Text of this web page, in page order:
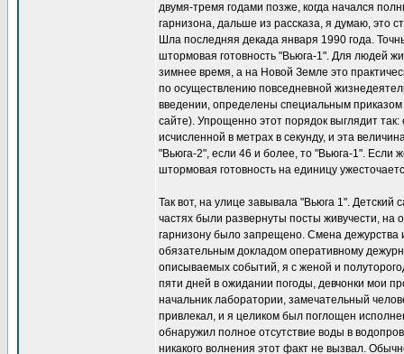
двумя-тремя годами позже, когда начался
гарнизона, дальше из рассказа, я думаю, это
Шла последняя декада января 1990 года.
штормовая готовность "Вьюга-1". Для людей
зимнее время, а на Новой Земле это
по осуществлению повседневной
введении, определены специальным приказом
сайте). Упрощенно этот порядок выглядит
исчисленной в метрах в секунду, и эта
"Вьюга-2", если 46 и более, то "Вьюга-1". Если
штормовая готовность на единицу
Так вот, на улице завывала "Вьюга 1".
частях были развернуты посты живучести,
гарнизону было запрещено. Смена дежурства
обязательным докладом оперативному
описываемых событий, я с женой и
пяти дней в ожидании погоды, девчонки мои
начальник лаборатории, замечательный
привлекал, и я целиком был поглощен
обнаружил полное отсутствие воды в
никакого волнения этот факт не вызвал.